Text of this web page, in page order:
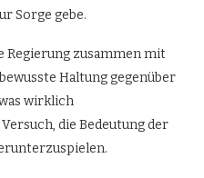
Sorge gebe.
Regierung zusammen mit
Haltung gegenüber
was wirklich
die Bedeutung der